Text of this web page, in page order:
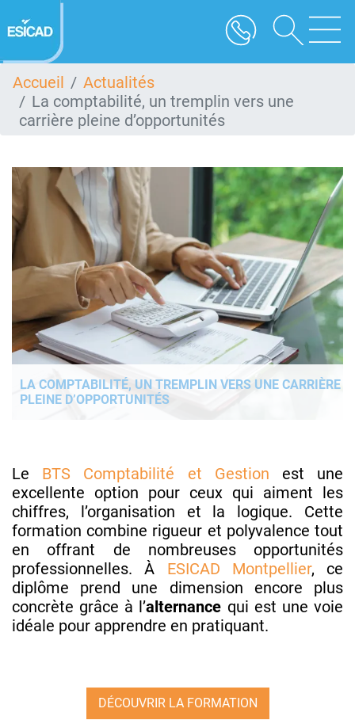
au
contenu
Accueil
Actualités
La comptabilité, un tremplin vers une
carrière pleine d’opportunités
LA COMPTABILITÉ, UN TREMPLIN VERS UNE CARRIÈRE
PLEINE D’OPPORTUNITÉS
Le BTS Comptabilité et Gestion est une
excellente option pour ceux qui aiment les
chiffres, l’organisation et la logique. Cette
formation combine rigueur et polyvalence tout
en offrant de nombreuses opportunités
professionnelles. À ESICAD Montpellier, ce
diplôme prend une dimension encore plus
concrète grâce à l’alternance qui est une voie
idéale pour apprendre en pratiquant.
DÉCOUVRIR LA FORMATION